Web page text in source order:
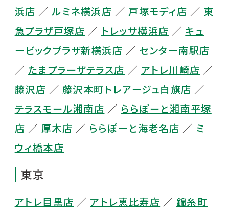
浜店 ／ルミネ横浜店 ／ 戸塚モディ店 ／ 東
急プラザ戸塚店 ／ トレッサ横浜店 ／ キュ
ービックプラザ新横浜店 ／ センター南駅店
／ たまプラーザテラス店 ／ アトレ川崎店 ／
藤沢店 ／ 藤沢本町トレアージュ白旗店 ／
テラスモール湘南店 ／ ららぽーと湘南平塚
店 ／ 厚木店 ／ ららぽーと海老名店 ／ ミ
ウィ橋本店
東京
アトレ目黒店 ／ アトレ恵比寿店 ／ 錦糸町